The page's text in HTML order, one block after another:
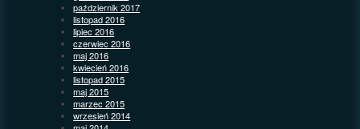
październik 2017
listopad 2016
lipiec 2016
czerwiec 2016
maj 2016
kwiecień 2016
listopad 2015
maj 2015
marzec 2015
wrzesień 2014